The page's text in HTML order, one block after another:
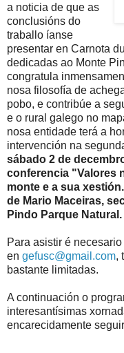
a noticia de que as
conclusións do
traballo íanse
presentar en Carnota
dedicadas ao Monte
congratula
nosa filosofía de
pobo, e contribúe a
e o rural galego no
nosa entidade terá a
intervención na
sábado 2 de
conferencia "Valores
monte e a sua
de Mario Maceiras,
Pindo Parque Natural.
Para asistir é
en gefusc@gmail.com,
bastante limitadas.
A continuación o
interesantísimas
encarecidamente